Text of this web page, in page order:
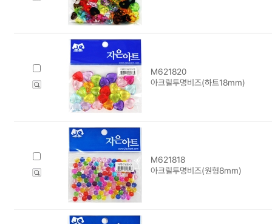
M621820
아크릴투명비즈(하트18mm)
M621818
아크릴투명비즈(원형8mm)